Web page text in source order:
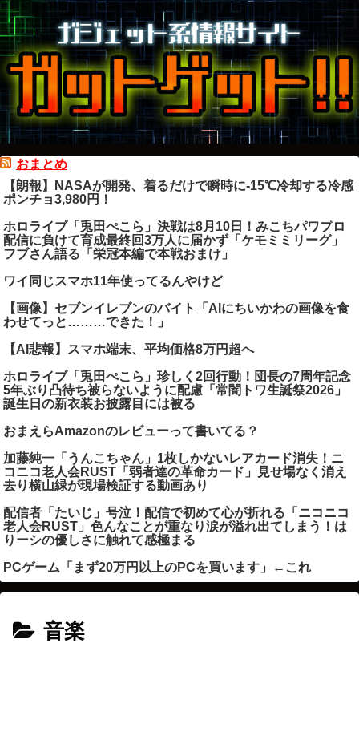
おまとめ
【朗報】NASAが開発、着るだけで瞬時に-15℃冷却する冷感
ポンチョ3,980円！
ホロライブ「兎田ぺこら」決戦は8月10日！みこちパワプロ
配信に負けて育成最終回3万人に届かず「ケモミミリーグ」
フブさん語る「栄冠本編で本戦おまけ」
ワイ同じスマホ11年使ってるんやけど
【画像】セブンイレブンのバイト「AIにちいかわの画像を食
わせてっと………できた！」
【AI悲報】スマホ端末、平均価格8万円超へ
ホロライブ「兎田ぺこら」珍しく2回行動！団長の7周年記念
5年ぶり凸待ち被らないように配慮「常闇トワ生誕祭2026」
誕生日の新衣装お披露目には被る
おまえらAmazonのレビューって書いてる？
加藤純一「うんこちゃん」1枚しかないレアカード消失！ニ
コニコ老人会RUST「弱者達の革命カード」見せ場なく消え
去り横山緑が現場検証する動画あり
配信者「たいじ」号泣！配信で初めて心が折れる「ニコニコ
老人会RUST」色んなことが重なり涙が溢れ出てしまう！は
りーシの優しさに触れて感極まる
PCゲーム「まず20万円以上のPCを買います」←これ
音楽